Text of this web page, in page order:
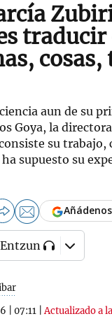
aun de su
Goya, la
su trabajo,
supuesto su
07:11 |Actualizado a
Entzun